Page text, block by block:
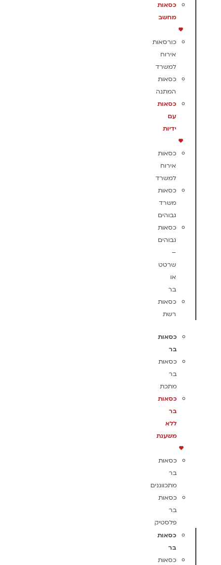
כסאות
מחשב
כורסאות
אירוח
למשרד
כסאות
המתנה
כסאות
עם
ידיות
כסאות
אירוח
למשרד
כסאות
משרד
גבוהים
כסאות
גבוהים
–
שרטט
או
בר
כסאות
רשת
כסאות
בר
כסאות
בר
מתכת
כסאות
בר
ללא
משענת
כסאות
בר
מתכווננים
כסאות
בר
פלסטיק
כסאות
בר
כסאות